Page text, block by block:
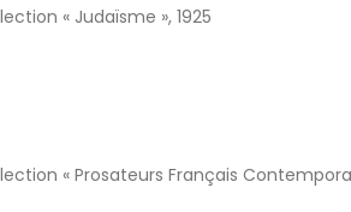
« Judaïsme », 1925
« Prosateurs Français